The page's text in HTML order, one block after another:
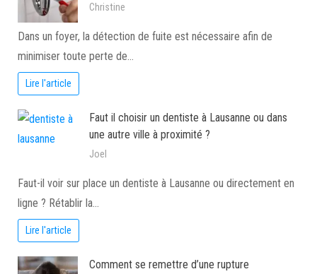
Christine
Dans un foyer, la détection de fuite est nécessaire afin de
minimiser toute perte de…
Lire l'article
Faut il choisir un dentiste à Lausanne ou dans
une autre ville à proximité ?
Joel
Faut-il voir sur place un dentiste à Lausanne ou directement en
ligne ? Rétablir la…
Lire l'article
Comment se remettre d’une rupture